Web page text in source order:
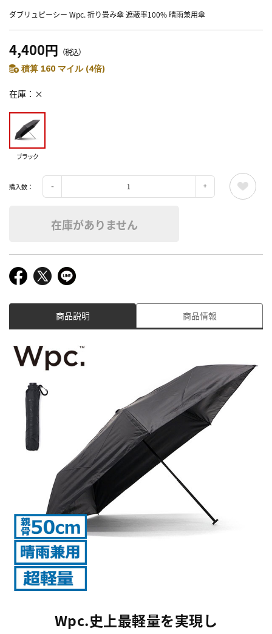
ダブリュピーシー Wpc. 折り畳み傘 遮蔽率100% 晴雨兼用傘
4,400円 （税込）
積算 160 マイル (4倍)
在庫 ×
ブラック
購入数：
在庫がありません
商品説明 商品情報
Wpc.史上最軽量を実現し